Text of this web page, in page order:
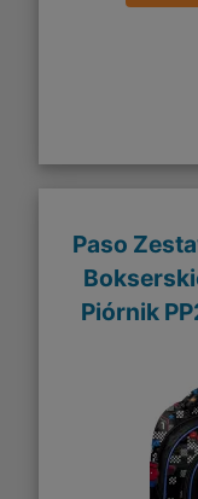
Paso
Piórnik